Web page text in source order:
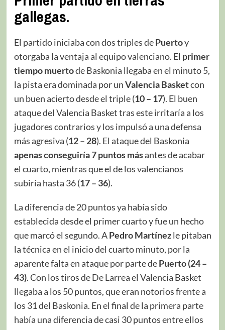
gallegas.
El partido iniciaba con dos triples dePuertoy
otorgaba la ventaja al equipo valenciano. El primer
tiempo muertode Baskonia llegaba en el minuto 5,
la pista era dominada por unValencia Basketcon
un buen acierto desde el triple (10 – 17). El buen
ataque del Valencia Basket tras este irritaría a los
jugadores contrarios y los impulsó a una defensa
más agresiva (12 – 28). El ataque del Baskonia
apenas conseguiría 7 puntos másantes de acabar
el cuarto, mientras que el de los valencianos
subiría hasta 36 (17 – 36).
La diferencia de 20 puntos ya había sido
establecida desde el primer cuarto y fue un hecho
que marcó el segundo. APedro Martínezle pitaban
la técnica en el inicio del cuarto minuto, por la
aparente falta en ataque por parte dePuerto (24 –
43). Con los tiros de De Larrea el Valencia Basket
llegaba a los 50 puntos, que eran notorios frente a
los 31 del Baskonia. En el final de la primera parte
había una diferencia de casi 30 puntos entre ellos